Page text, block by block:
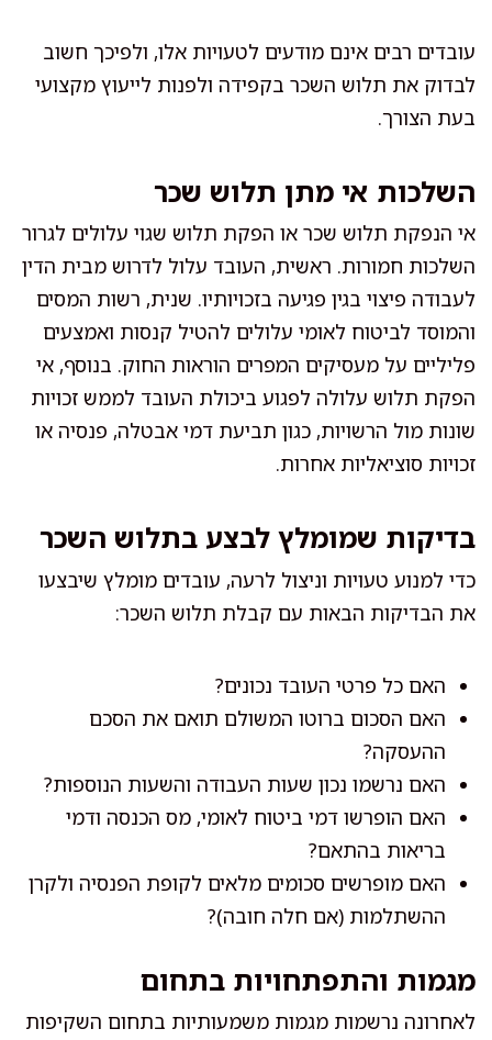
עובדים רבים אינם מודעים לטעויות אלו, ולפיכך חשוב
לבדוק את תלוש השכר בקפידה ולפנות לייעוץ מקצועי
בעת הצורך.
השלכות אי מתן תלוש שכר
אי הנפקת תלוש שכר או הפקת תלוש שגוי עלולים לגרור
השלכות חמורות. ראשית, העובד עלול לדרוש מבית הדין
לעבודה פיצוי בגין פגיעה בזכויותיו. שנית, רשות המסים
והמוסד לביטוח לאומי עלולים להטיל קנסות ואמצעים
פליליים על מעסיקים המפרים הוראות החוק. בנוסף, אי
הפקת תלוש עלולה לפגוע ביכולת העובד לממש זכויות
שונות מול הרשויות, כגון תביעת דמי אבטלה, פנסיה או
זכויות סוציאליות אחרות.
בדיקות שמומלץ לבצע בתלוש השכר
כדי למנוע טעויות וניצול לרעה, עובדים מומלץ שיבצעו
את הבדיקות הבאות עם קבלת תלוש השכר:
האם כל פרטי העובד נכונים?
האם הסכום ברוטו המשולם תואם את הסכם
ההעסקה?
האם נרשמו נכון שעות העבודה והשעות הנוספות?
האם הופרשו דמי ביטוח לאומי, מס הכנסה ודמי
בריאות בהתאם?
האם מופרשים סכומים מלאים לקופת הפנסיה ולקרן
ההשתלמות (אם חלה חובה)?
מגמות והתפתחויות בתחום
לאחרונה נרשמות מגמות משמעותיות בתחום השקיפות